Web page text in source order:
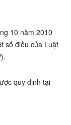
10 năm 2010
số điều của Luật
quy định tại